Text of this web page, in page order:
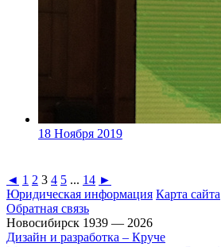
18 Ноября 2019
◄ 1 2 3 4 5 ... 14 ►
Юридическая информация Карта сайта
Обратная связь
Новосибирск 1939 — 2026
Дизайн и разработка – Круче